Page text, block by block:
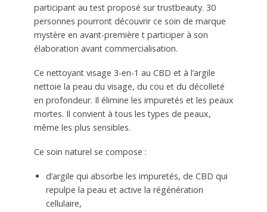
participant au test proposé sur trustbeauty. 30
personnes pourront découvrir ce soin de marque
mystère en avant-première t participer à son
élaboration avant commercialisation.
Ce nettoyant visage 3-en-1 au CBD et à l’argile
nettoie la peau du visage, du cou et du décolleté
en profondeur. Il élimine les impuretés et les peaux
mortes. Il convient à tous les types de peaux,
même les plus sensibles.
Ce soin naturel se compose :
d’argile qui absorbe les impuretés, de CBD qui
repulpe la peau et active la régénération
cellulaire,